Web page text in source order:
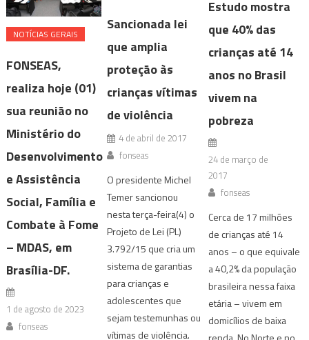
NOTÍ­CIAS GERAIS
FONSEAS,
realiza hoje (01)
sua reunião no
Ministério do
Desenvolvimento
e Assistência
Social, Família e
Combate à Fome
– MDAS, em
Brasília-DF.
1 de agosto de 2023
fonseas
Sancionada lei
que amplia
proteção às
crianças vítimas
de violência
4 de abril de 2017
fonseas
O presidente Michel
Temer sancionou
nesta terça-feira(4) o
Projeto de Lei (PL)
3.792/15 que cria um
sistema de garantias
para crianças e
adolescentes que
sejam testemunhas ou
vítimas de violência.
Estudo mostra
que 40% das
crianças até 14
anos no Brasil
vivem na
pobreza
24 de março de
2017
fonseas
Cerca de 17 milhões
de crianças até 14
anos – o que equivale
a 40,2% da população
brasileira nessa faixa
etária – vivem em
domicílios de baixa